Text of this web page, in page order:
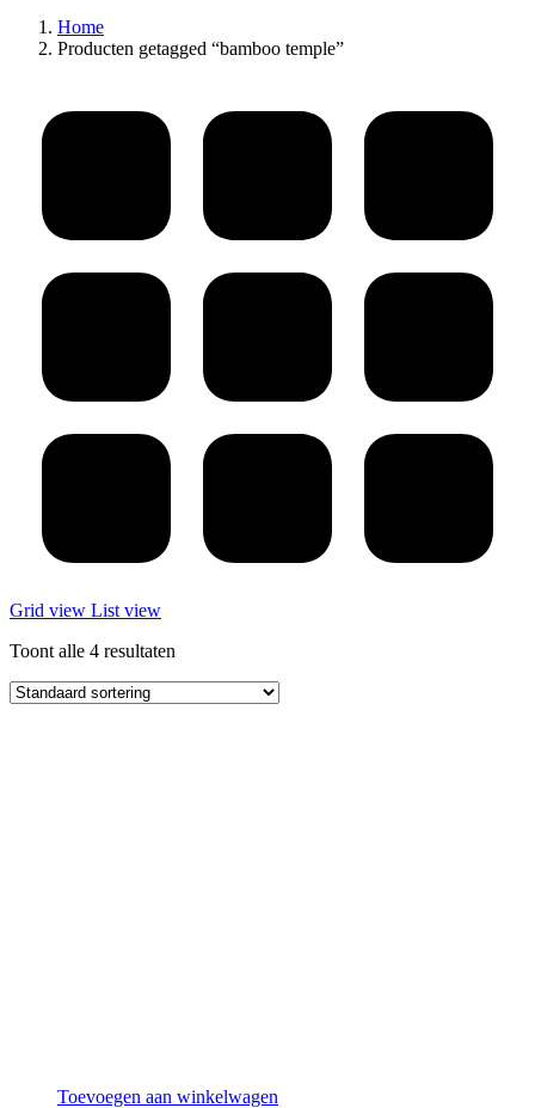
Home
Producten getagged “bamboo temple”
Grid view List view
Toont alle 4 resultaten
Toevoegen aan winkelwagen